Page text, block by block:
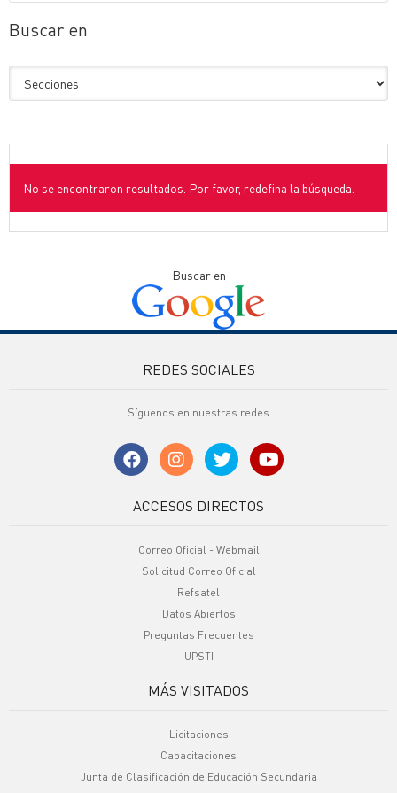
Buscar en
No se encontraron resultados. Por favor, redefina la búsqueda.
Buscar en
REDES SOCIALES
Síguenos en nuestras redes
ACCESOS DIRECTOS
Correo Oficial - Webmail
Solicitud Correo Oficial
Refsatel
Datos Abiertos
Preguntas Frecuentes
UPSTI
MÁS VISITADOS
Licitaciones
Capacitaciones
Junta de Clasificación de Educación Secundaria